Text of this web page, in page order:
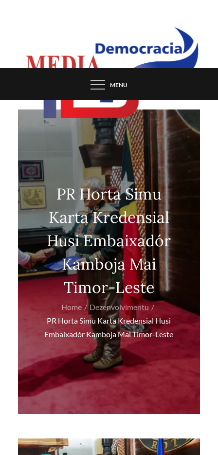
MENU
PR Horta Simu
Karta Kredensial
Husi Embaixadór
Kamboja Mai
Timor-Leste
Home
Dezenvolvimentu
PR Horta Simu Karta Kredensial Husi
Embaixadór Kamboja Mai Timor-Leste